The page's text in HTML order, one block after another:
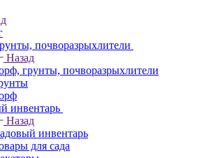
почворазрыхлители
Назад
грунты, почворазрыхлители
инвентарь
Назад
инвентарь
для сада